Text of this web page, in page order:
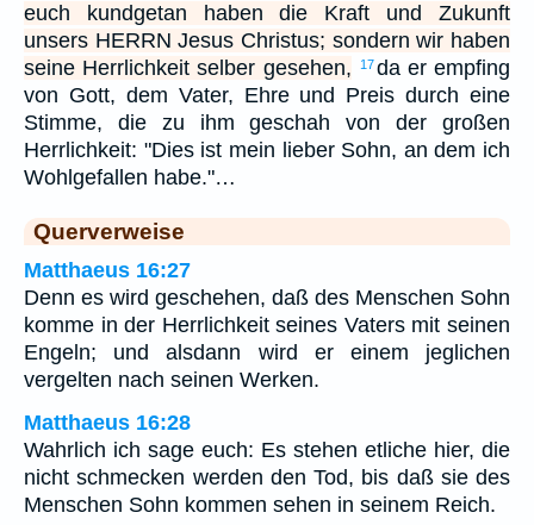
euch kundgetan haben die Kraft und Zukunft
unsers HERRN Jesus Christus; sondern wir haben
seine Herrlichkeit selber gesehen,
17da er empfing
von Gott, dem Vater, Ehre und Preis durch eine
Stimme, die zu ihm geschah von der großen
Herrlichkeit: "Dies ist mein lieber Sohn, an dem ich
Wohlgefallen habe."…
Querverweise
Matthaeus 16:27
Denn es wird geschehen, daß des Menschen Sohn
komme in der Herrlichkeit seines Vaters mit seinen
Engeln; und alsdann wird er einem jeglichen
vergelten nach seinen Werken.
Matthaeus 16:28
Wahrlich ich sage euch: Es stehen etliche hier, die
nicht schmecken werden den Tod, bis daß sie des
Menschen Sohn kommen sehen in seinem Reich.